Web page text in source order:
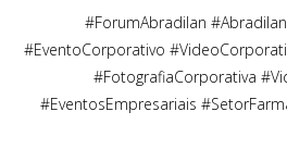
#ForumAbradilan
#EventoCorporativo
#FotografiaCorporativa
#EventosEmpresariais